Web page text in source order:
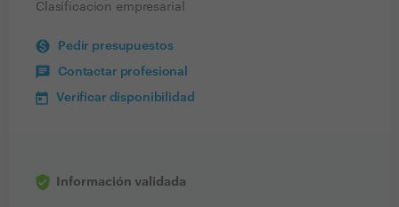
Clasificacion empresarial
Pedir presupuestos
Contactar profesional
Verificar disponibilidad
Información validada